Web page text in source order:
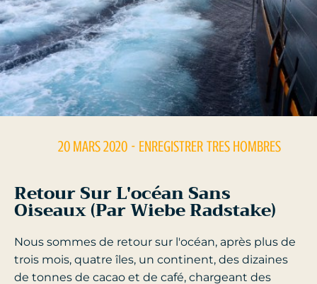
20 MARS 2020 - ENREGISTRER TRES HOMBRES
Retour Sur L'océan Sans
Oiseaux (Par Wiebe Radstake)
Nous sommes de retour sur l'océan, après plus de
trois mois, quatre îles, un continent, des dizaines
de tonnes de cacao et de café, chargeant des